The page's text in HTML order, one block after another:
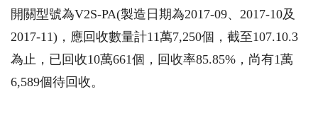
開關型號為V2S-PA(製造日期為2017-09、2017-10及
2017-11)，應回收數量計11萬7,250個，截至107.10.3
為止，已回收10萬661個，回收率85.85%，尚有1萬
6,589個待回收。